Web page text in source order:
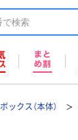
ックス（本体）